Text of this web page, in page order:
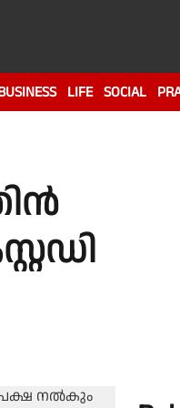
LIFE SOCIAL